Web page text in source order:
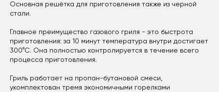
Основная решётка для приготовления также из черной
стали.
Главное преимущество газового гриля - это быстрота
приготовления: за 10 минут температура внутри достигает
300°С. Она полностью контролируется в течение всего
процесса приготовления.
Гриль работает на пропан-бутановой смеси,
укомплектован тремя экономичными горелками